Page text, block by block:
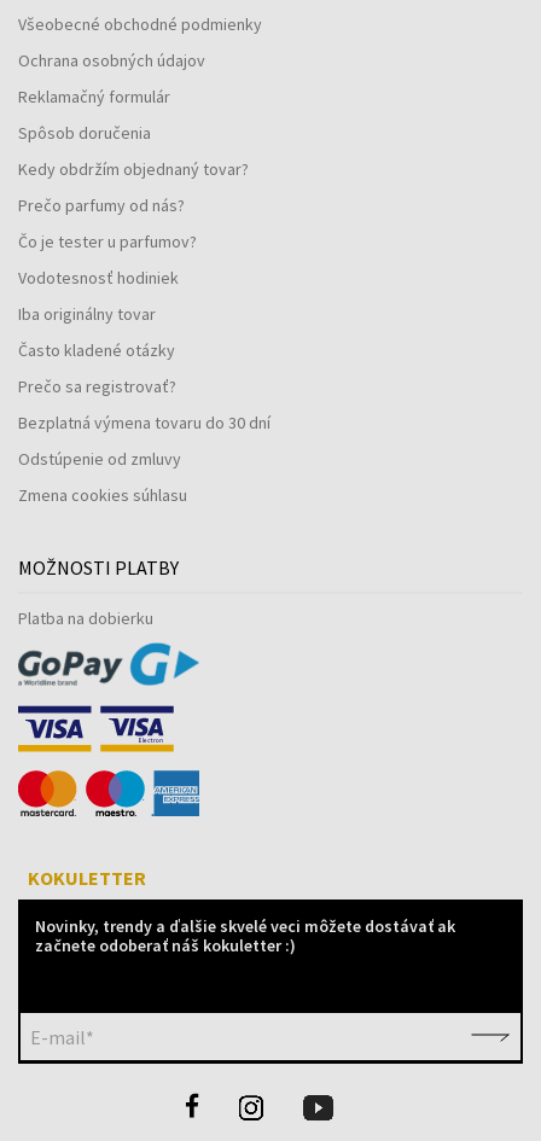
Všeobecné obchodné podmienky
Ochrana osobných údajov
Reklamačný formulár
Spôsob doručenia
Kedy obdržím objednaný tovar?
Prečo parfumy od nás?
Čo je tester u parfumov?
Vodotesnosť hodiniek
Iba originálny tovar
Často kladené otázky
Prečo sa registrovať?
Bezplatná výmena tovaru do 30 dní
Odstúpenie od zmluvy
Zmena cookies súhlasu
MOŽNOSTI PLATBY
Platba na dobierku
KOKULETTER
Novinky, trendy a ďalšie skvelé veci môžete dostávať ak
začnete odoberať náš kokuletter :)
E-mail*